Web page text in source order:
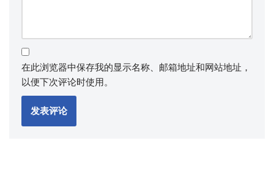
在此浏览器中保存我的显示名称、邮箱地址和网站地址，
以便下次评论时使用。